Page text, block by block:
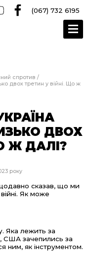
(067) 732 6195
спротив /
двох третин у війні. Що ж
ДВОХ
Ж ДАЛІ?
року
сказав, що ми
Як може
Яка лежить за
США зачепились за
ним, як інструментом.